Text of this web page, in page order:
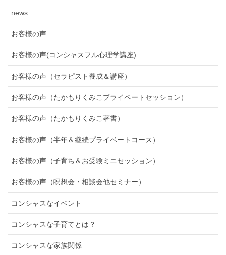
news
お客様の声
お客様の声(コンシャスフル心理学講座)
お客様の声（セラピスト養成＆講座）
お客様の声（たかもりくみこプライベートセッション）
お客様の声（たかもりくみこ著書）
お客様の声（半年＆継続プライベートコース）
お客様の声（子育ち＆お受験ミニセッション）
お客様の声（瞑想会・相談会他セミナー）
コンシャスなイベント
コンシャスな子育てとは？
コンシャスな家族関係